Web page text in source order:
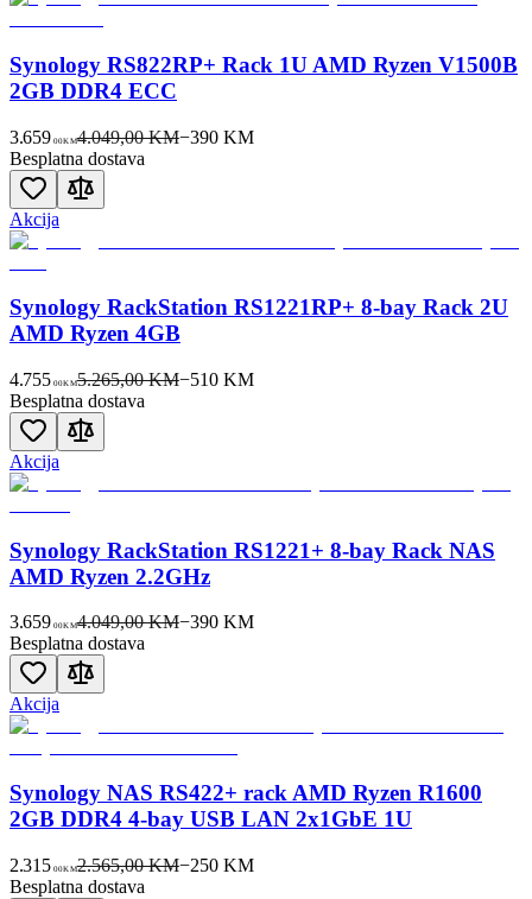
Synology RS822RP+ Rack 1U AMD Ryzen V1500B
2GB DDR4 ECC
3.659 00KM4.049,00 KM−390KM
Besplatna dostava
Akcija
Synology RackStation RS1221RP+ 8-bay Rack 2U
AMD Ryzen 4GB
4.755 00KM5.265,00 KM−510KM
Besplatna dostava
Akcija
Synology RackStation RS1221+ 8-bay Rack NAS
AMD Ryzen 2.2GHz
3.659 00KM4.049,00 KM−390KM
Besplatna dostava
Akcija
Synology NAS RS422+ rack AMD Ryzen R1600
2GB DDR4 4-bay USB LAN 2x1GbE 1U
2.315 00KM2.565,00 KM−250KM
Besplatna dostava